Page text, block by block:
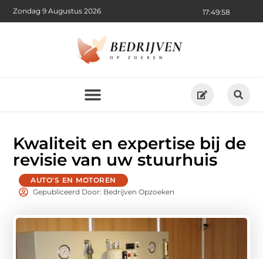
17:50:00
Zondag 9 Augustus 2026
Kwaliteit en expertise bij de
revisie van uw stuurhuis
AUTO'S EN MOTOREN
Gepubliceerd Door: Bedrijven Opzoeken